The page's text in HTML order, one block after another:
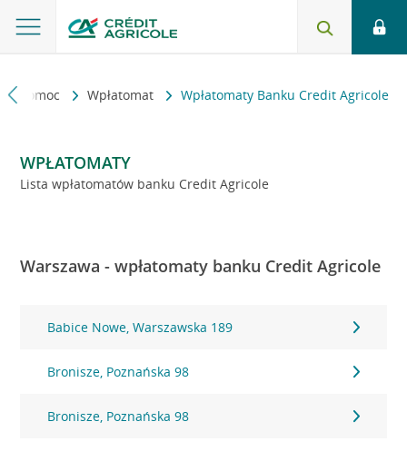
i pomoc Wpłatomat Wpłatomaty Banku Credit Agricole
WPŁATOMATY
Lista wpłatomatów banku Credit Agricole
Warszawa - wpłatomaty banku Credit Agricole
Babice Nowe, Warszawska 189
Bronisze, Poznańska 98
Bronisze, Poznańska 98